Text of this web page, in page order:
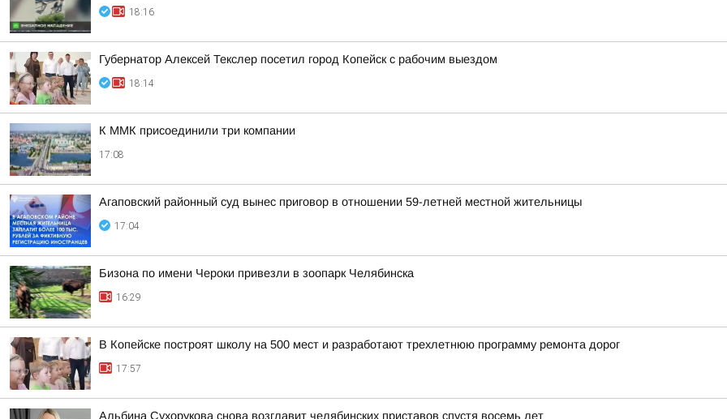
18:16
Губернатор Алексей Текслер посетил город Копейск с рабочим выездом
18:14
К ММК присоединили три компании
17:08
Агаповский районный суд вынес приговор в отношении 59-летней местной жительницы
17:04
Бизона по имени Чероки привезли в зоопарк Челябинска
16:29
В Копейске построят школу на 500 мест и разработают трехлетнюю программу ремонта дорог
17:57
Альбина Сухорукова снова возглавит челябинских приставов спустя восемь лет